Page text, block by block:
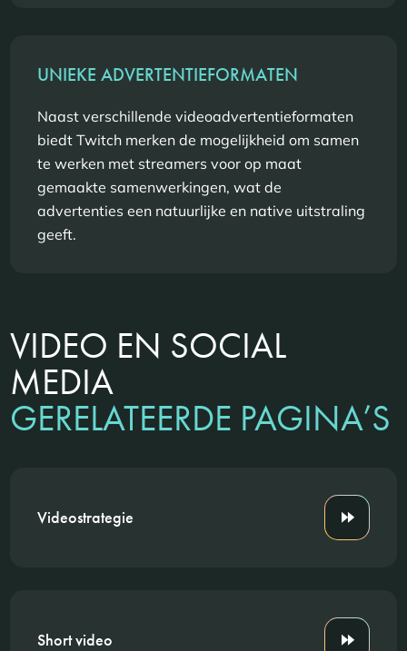
UNIEKE ADVERTENTIEFORMATEN
Naast verschillende videoadvertentieformaten
biedt Twitch merken de mogelijkheid om samen
te werken met streamers voor op maat
gemaakte samenwerkingen, wat de
advertenties een natuurlijke en native uitstraling
geeft.
VIDEO EN SOCIAL
MEDIA
GERELATEERDE PAGINA’S
Videostrategie
Short video